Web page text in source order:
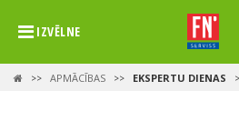
IZVĒLNE
>> APMĀCĪBAS >> EKSPERTU DIENAS